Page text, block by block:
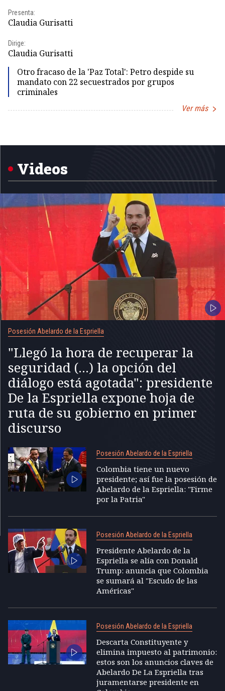
Presenta:
Claudia Gurisatti
Dirige:
Claudia Gurisatti
Otro fracaso de la 'Paz Total': Petro despide su
mandato con 22 secuestrados por grupos
criminales
Ver más
5
Videos
Posesión Abelardo de la Espriella
"Llegó la hora de recuperar la
seguridad (...) la opción del
diálogo está agotada": presidente
De la Espriella expone hoja de
ruta de su gobierno en primer
discurso
Posesión Abelardo de la Espriella
Colombia tiene un nuevo
presidente; así fue la posesión de
Abelardo de la Espriella: "Firme
por la Patria"
Posesión Abelardo de la Espriella
Presidente Abelardo de la
Espriella se alía con Donald
Trump: anuncia que Colombia
se sumará al "Escudo de las
Américas"
Posesión Abelardo de la Espriella
Descarta Constituyente y
elimina impuesto al patrimonio:
estos son los anuncios claves de
Abelardo De La Espriella tras
juramentarse presidente en